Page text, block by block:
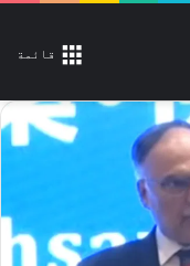
قائمة